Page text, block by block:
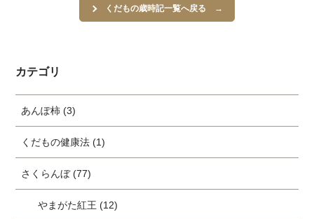
くだもの歳時記一覧へ戻る
カテゴリ
あんぽ柿 (3)
くだもの健康法 (1)
さくらんぼ (77)
やまがた紅王 (12)